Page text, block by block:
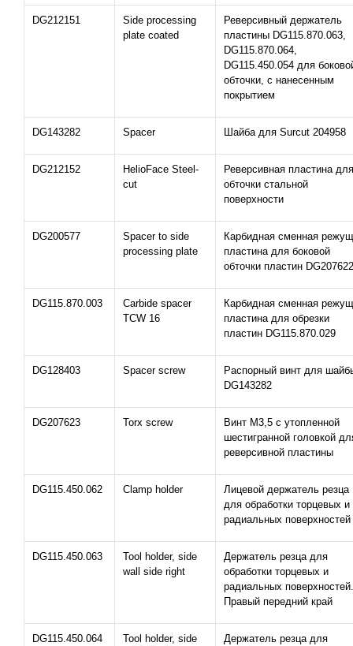
DG212151
Side processing
plate coated
Реверсивный держатель
пластины DG115.870.063,
DG115.870.064,
DG115.450.054 для
обточки, с нанесенным
покрытием
DG143282 Spacer Шайба для Surcut 204958
DG212152
HelioFace Steel-
cut
Реверсивная пластина для
обточки стальной
поверхности
DG200577
Spacer to side
processing plate
Карбидная сменная
пластина для боковой
обточки пластин DG207622
DG115.870.003
Carbide spacer
TCW 16
Карбидная сменная
пластина для обрезки
пластин DG115.870.029
DG128403 Spacer screw
Распорный винт для
DG143282
DG207623 Torx screw
Винт M3,5 с утопленной
шестигранной головкой
реверсивной пластины
DG115.450.062 Clamp holder
Лицевой держатель резца
для обработки торцевых и
радиальных поверхностей
DG115.450.063
Tool holder, side
wall side right
Держатель резца для
обработки торцевых и
радиальных поверхностей.
Правый передний край
DG115.450.064
Tool holder, side
Держатель резца для